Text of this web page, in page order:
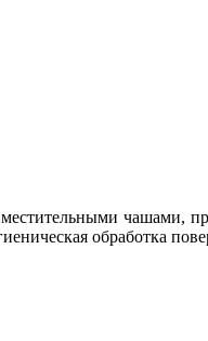
чашами,
обработка